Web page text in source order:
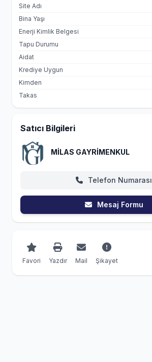
Site Adı
Bina Yaşı
Enerji Kimlik Belgesi
Tapu Durumu
Aidat
Krediye Uygun
Kimden
Takas
Satıcı Bilgileri
MİLAS GAYRİMENKUL
Telefon Numarası
Mesaj Formu
Favori Yazdır Mail Şikayet